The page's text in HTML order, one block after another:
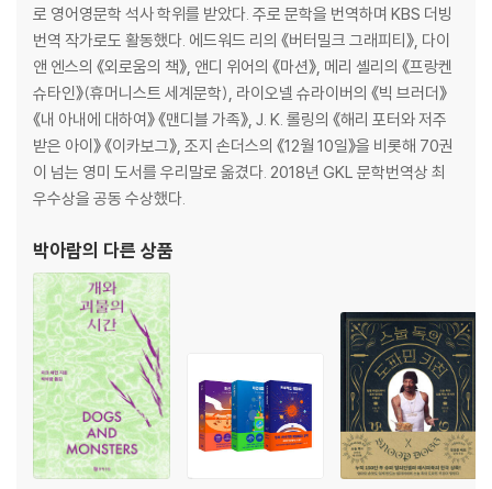
로 영어영문학 석사 학위를 받았다. 주로 문학을 번역하며 KBS 더빙
번역 작가로도 활동했다. 에드워드 리의 《버터밀크 그래피티》, 다이
앤 엔스의 《외로움의 책》, 앤디 위어의 《마션》, 메리 셸리의 《프랑켄
슈타인》(휴머니스트 세계문학), 라이오넬 슈라이버의 《빅 브러더》
《내 아내에 대하여》 《맨디블 가족》, J. K. 롤링의 《해리 포터와 저주
받은 아이》 《이카보그》, 조지 손더스의 《12월 10일》을 비롯해 70권
이 넘는 영미 도서를 우리말로 옮겼다. 2018년 GKL 문학번역상 최
우수상을 공동 수상했다.
박아람의 다른 상품